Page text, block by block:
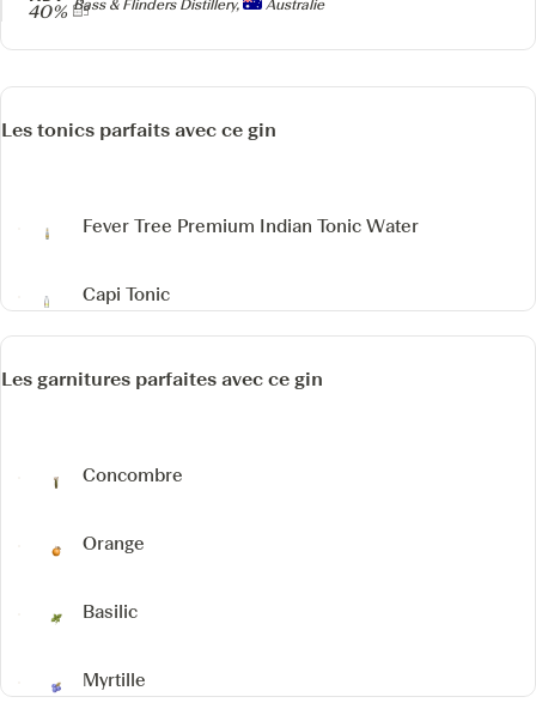
Bass & Flinders Distillery, Australie
40%
Les tonics parfaits avec ce gin
Fever Tree Premium Indian Tonic Water
Capi Tonic
Les garnitures parfaites avec ce gin
Concombre
Orange
Basilic
Myrtille